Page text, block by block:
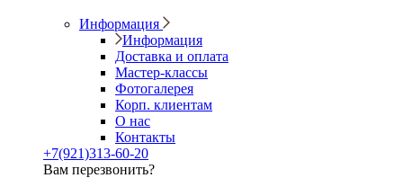
Информация
Информация
Доставка и оплата
Мастер-классы
Фотогалерея
Корп. клиентам
О нас
Контакты
+7(921)313-60-20
Вам перезвонить?